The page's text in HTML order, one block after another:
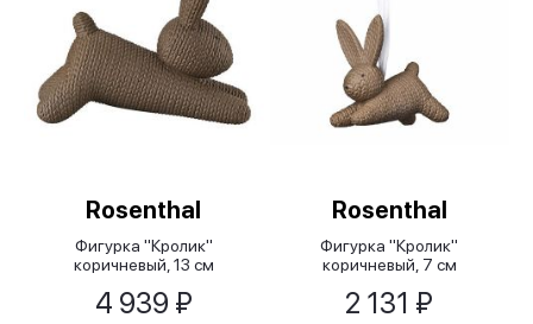
Rosenthal
Фигурка "Кролик"
коричневый, 13 см
4 939 ₽
Rosenthal
Фигурка "Кролик"
коричневый, 7 см
2 131 ₽